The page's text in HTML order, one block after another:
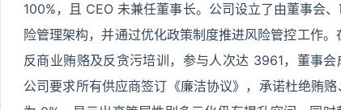
100%，且 CEO 未兼任董事长。公司设立了由董事会
险管理架构，并通过优化政策制度推进风险管控工作
反商业贿赂及反贪污培训，参与人次达 3961，董事会
公司要求所有供应商签订《廉洁协议》，承诺杜绝贿